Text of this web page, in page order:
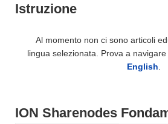
Istruzione
Al momento non ci sono articoli
lingua selezionata. Prova a
English
ION Sharenodes